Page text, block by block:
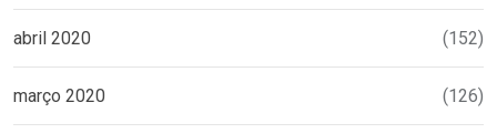
abril 2020 (152)
março 2020 (126)